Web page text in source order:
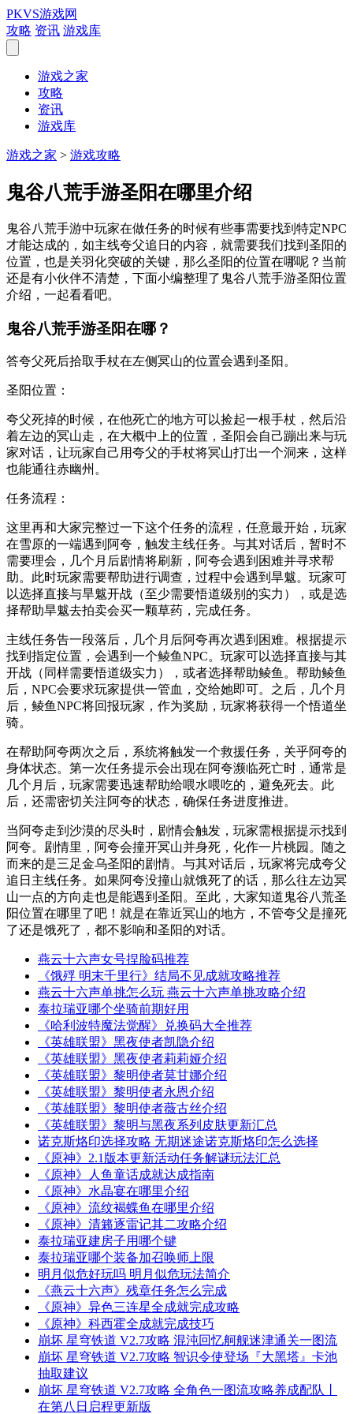
PKVS游戏网
攻略 资讯 游戏库
游戏之家
攻略
资讯
游戏库
游戏之家 > 游戏攻略
鬼谷八荒手游圣阳在哪里介绍
鬼谷八荒手游中玩家在做任务的时候有些事需要找到特定NPC
才能达成的，如主线夸父追日的内容，就需要我们找到圣阳的
位置，也是关羽化突破的关键，那么圣阳的位置在哪呢？当前
还是有小伙伴不清楚，下面小编整理了鬼谷八荒手游圣阳位置
介绍，一起看看吧。
鬼谷八荒手游圣阳在哪？
答夸父死后拾取手杖在左侧冥山的位置会遇到圣阳。
圣阳位置：
夸父死掉的时候，在他死亡的地方可以捡起一根手杖，然后沿
着左边的冥山走，在大概中上的位置，圣阳会自己蹦出来与玩
家对话，让玩家自己用夸父的手杖将冥山打出一个洞来，这样
也能通往赤幽州。
任务流程：
这里再和大家完整过一下这个任务的流程，任意最开始，玩家
在雪原的一端遇到阿夸，触发主线任务。与其对话后，暂时不
需要理会，几个月后剧情将刷新，阿夸会遇到困难并寻求帮
助。此时玩家需要帮助进行调查，过程中会遇到旱魃。玩家可
以选择直接与旱魃开战（至少需要悟道级别的实力），或是选
择帮助旱魃去拍卖会买一颗草药，完成任务。
主线任务告一段落后，几个月后阿夸再次遇到困难。根据提示
找到指定位置，会遇到一个鲮鱼NPC。玩家可以选择直接与其
开战（同样需要悟道级实力），或者选择帮助鲮鱼。帮助鲮鱼
后，NPC会要求玩家提供一管血，交给她即可。之后，几个月
后，鲮鱼NPC将回报玩家，作为奖励，玩家将获得一个悟道坐
骑。
在帮助阿夸两次之后，系统将触发一个救援任务，关乎阿夸的
身体状态。第一次任务提示会出现在阿夸濒临死亡时，通常是
几个月后，玩家需要迅速帮助给喂水喂吃的，避免死去。此
后，还需密切关注阿夸的状态，确保任务进度推进。
当阿夸走到沙漠的尽头时，剧情会触发，玩家需根据提示找到
阿夸。剧情里，阿夸会撞开冥山并身死，化作一片桃园。随之
而来的是三足金乌圣阳的剧情。与其对话后，玩家将完成夸父
追日主线任务。如果阿夸没撞山就饿死了的话，那么往左边冥
山一点的方向走也是能遇到圣阳。至此，大家知道鬼谷八荒圣
阳位置在哪里了吧！就是在靠近冥山的地方，不管夸父是撞死
了还是饿死了，都不影响和圣阳的对话。
燕云十六声女号捏脸码推荐
《饿殍 明末千里行》结局不见成就攻略推荐
燕云十六声单挑怎么玩 燕云十六声单挑攻略介绍
泰拉瑞亚哪个坐骑前期好用
《哈利波特魔法觉醒》兑换码大全推荐
《英雄联盟》黑夜使者凯隐介绍
《英雄联盟》黑夜使者莉莉娅介绍
《英雄联盟》黎明使者莫甘娜介绍
《英雄联盟》黎明使者永恩介绍
《英雄联盟》黎明使者薇古丝介绍
《英雄联盟》黎明与黑夜系列皮肤更新汇总
诺克斯烙印选择攻略 无期迷途诺克斯烙印怎么选择
《原神》2.1版本更新活动任务解谜玩法汇总
《原神》人鱼童话成就达成指南
《原神》水晶宴在哪里介绍
《原神》流纹褐蝶鱼在哪里介绍
《原神》清籁逐雷记其二攻略介绍
泰拉瑞亚建房子用哪个键
泰拉瑞亚哪个装备加召唤师上限
明月似危好玩吗 明月似危玩法简介
《燕云十六声》残章任务怎么完成
《原神》异色三连星全成就完成攻略
《原神》科西霍全成就完成技巧
崩坏 星穹铁道 V2.7攻略 混沌回忆舸舰迷津通关一图流
崩坏 星穹铁道 V2.7攻略 智识令使登场『大黑塔』卡池
抽取建议
崩坏 星穹铁道 V2.7攻略 全角色一图流攻略养成配队丨
在第八日启程更新版